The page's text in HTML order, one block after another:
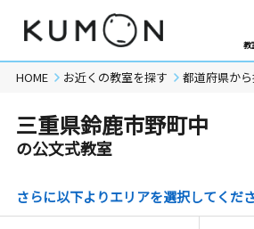
教
HOME お近くの教室を探す 都道府県か
三重県鈴鹿市野町中
の公文式教室
さらに以下よりエリアを選択してくださ